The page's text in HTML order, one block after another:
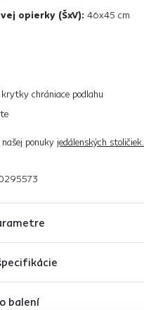
opierky (ŠxV): 46x45 cm
chrániace podlahu
ponuky jedálenských stoličiek.
balení